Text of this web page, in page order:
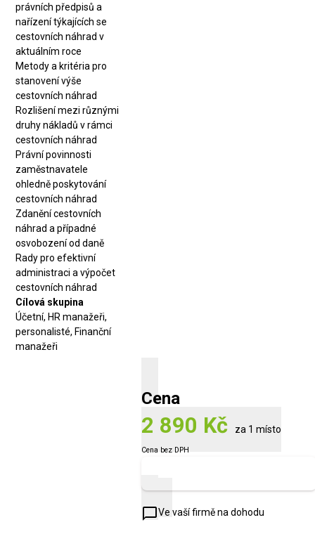
Cena
2 890 Kč za 1 místo
Cena bez DPH
chat_bubble_outlineVe vaší firmě na dohodu
právních předpisů a
nařízení týkajících se
cestovních náhrad v
aktuálním roce
Metody a kritéria pro
stanovení výše
cestovních náhrad
Rozlišení mezi různými
druhy nákladů v rámci
cestovních náhrad
Právní povinnosti
zaměstnavatele
ohledně poskytování
cestovních náhrad
Zdanění cestovních
náhrad a případné
osvobození od daně
Rady pro efektivní
administraci a výpočet
cestovních náhrad
Cílová skupina
Účetní, HR manažeři,
personalisté, Finanční
manažeři